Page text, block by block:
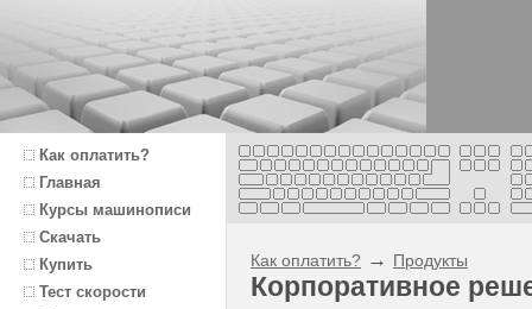
Как оплатить?
Главная
Курсы машинописи
Скачать
Купить
Тест скорости
Как оплатить? → Продукты
Корпоративное